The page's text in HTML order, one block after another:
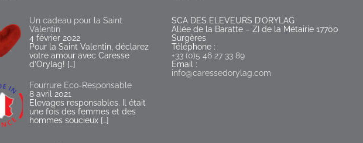
Un cadeau pour la Saint
Valentin
4 février 2022
Pour la Saint Valentin, déclarez
votre amour avec Caresse
d’Orylag! […]
Fourrure Eco-Responsable
8 avril 2021
Elevages responsables. Il était
une fois des femmes et des
hommes soucieux […]
SCA DES ELEVEURS D’ORYLAG
Allée de la Baratte – ZI de la Métairie 17700
Surgères
Téléphone :
+33 (0)5 46 27 33 89
Email :
info@caressedorylag.com